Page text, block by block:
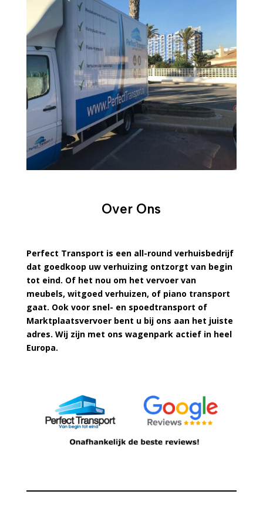
Over Ons
Perfect Transport is een all-round verhuisbedrijf
dat goedkoop uw verhuizing ontzorgt van begin
tot eind. Of het nou om het vervoer van
meubels, witgoed verhuizen, of piano transport
gaat. Ook voor snel- en spoedtransport of
Marktplaatsvervoer bent u bij ons aan het juiste
adres. Wij zijn met ons wagenpark actief in heel
Europa.